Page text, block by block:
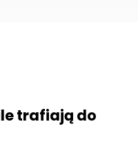
trafiają do